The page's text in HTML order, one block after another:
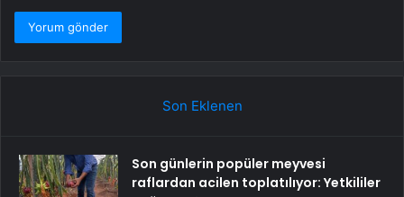
Son Eklenen
Son günlerin popüler meyvesi
raflardan acilen toplatılıyor: Yetkililer